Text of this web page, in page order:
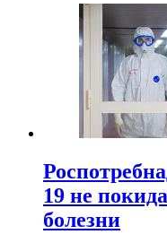
19 не
болезни